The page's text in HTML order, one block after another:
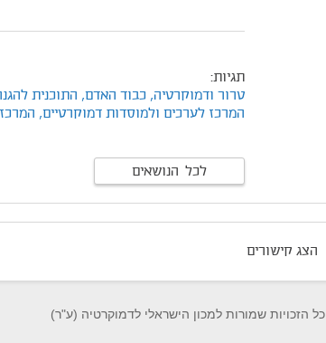
תגיות:
טרור ודמוקרטיה, כבוד האדם, התוכנית
המרכז לערכים ולמוסדות דמוקרטיים,
לכל הנושאים
הצג קישורים
הזכויות שמורות למכון הישראלי לדמוקרטיה (ע"ר)